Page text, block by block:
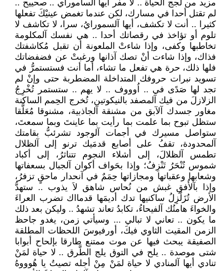
مزيد من لجج آلحياة .. لا مفر أيها آلساموراي .. صحييح ..
لم تقتل أحدا في مسارك، لكن عندما تغمض عينيْكَ تفعلها
كثيرا .. أنت لا تكشف، أيها آلسمورايُ، سرا، لا تكاشف لا
تلوم أو تؤاخذ في رقصاتك أحدا .. هي نفسك آلمكلومة
تخاطبها وكفى، وإذا شاءتْ الملعونة أن تقبل مُكاشفتك
فذاك، وإذا شاءت أنْ تصك آذانها ورغبتْ عن فضفضاتك
فلها ذلك، حرة هي تفعل ما تشاء، أما أنت فستستمرُّ في
تسويد نبرات حروفك المتداخلة المضطربة حتى وإنْ لم
تجد لها صَدًى في .. اُوووف .. لا يهم .. ستستمر تُخْرِجُ
الزلازلَ من فيك آلمصفد بالنيكوتين، تُخرج الحِمم الساكنة
مغاور جسدك آلآبق من مشنقة آلجاذبية، مشنوقا مُعَلَّقا
ستظل تبوح بما علمت بما رأيت بما عاينتَ وبما سمعتَ،
ستواصل مسيرك في أجمات آلوجود تشرئبُّ بقامتك
آلمحدودة، تقفُ على أصابع قدمَيك ترنو إلى آلظلال
تطمس آلظلالَ، إلى أشلاء النجوم تتناثرُ، إلى أكباد
شموس تُنْحَرُ تَنْزِفُ؛ وإذا بحَواف أكوان آلجبال بسعفاتها
وشعابها وعقباتها ومجازاتها حِمَمٌ في آنحدار ماحقٍ تزفرُ،
وإذا بآلأُفقِ غبش من نُحاس شاهق لاَ يذوب .. ستهدُّ
الأرض تُزَلْزِلُ ساكنيها تدك أديمَها قدمااك تضرب العراءَ
والخواءَ هامتُك آلفيحاءُ، تكابدُ تعاند تشهدُ .. وليكن بعد ذلك
ما يكون .. تعاني لا تبالي ... وسيأتي زمن، يغدو جاحظ
الزمن المقيت الثاوي فيكَ، أورفيوسَ اللحظات المطلقة
الصفيقة يبحث فيها عن موت ممتنع طارقا بإلحاح أبوابا
شتى موصدة .. يلح في التوق يلج الطَّرق .. لا حياة لمَنْ
تنادي أيها آلمنادي لا حياة لمَنْ مِنْ أجله تصيتُ يا هُوووهُ